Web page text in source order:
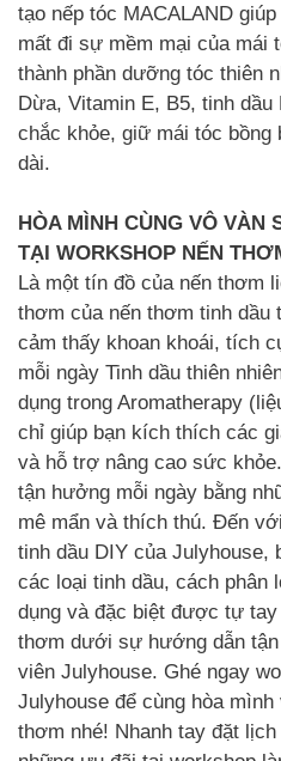
tạo nếp tóc MACALAND
mất đi sự mềm mại của mái
thành phần dưỡng tóc thiên
Dừa, Vitamin E, B5, tinh
chắc khỏe, giữ mái tóc
dài.
HÒA MÌNH CÙNG VÔ VÀN
TẠI WORKSHOP NẾN
Là một tín đồ của nến thơm
thơm của nến thơm tinh dầu
cảm thấy khoan khoái, tích
mỗi ngày Tinh dầu thiên
dụng trong Aromatherapy
chỉ giúp bạn kích thích các
và hỗ trợ nâng cao sức
tận hưởng mỗi ngày bằng
mê mẩn và thích thú. Đến
tinh dầu DIY của
các loại tinh dầu, cách phân
dụng và đặc biệt được tự
thơm dưới sự hướng dẫn
viên Julyhouse. Ghé ngay
Julyhouse để cùng hòa
thơm nhé! Nhanh tay đặt